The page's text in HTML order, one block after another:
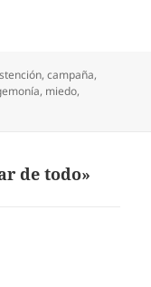
,campaña,
, miedo,
de todo»